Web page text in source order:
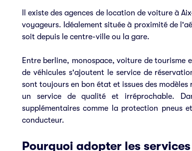
Il existe des agences de location de voiture à
voyageurs. Idéalement située à proximité de
soit depuis le centre-ville ou la gare.
Entre berline, monospace, voiture de
de véhicules s'ajoutent le service de
sont toujours en bon état et issues des
un service de qualité et irréprochable.
supplémentaires comme la protection pneus
conducteur.
Pourquoi adopter les